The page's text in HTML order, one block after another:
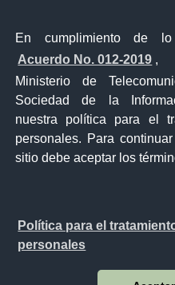
En cumplimiento de
Acuerdo No. 012-2019 ,
Ministerio de
Sociedad de la
nuestra política para el
personales. Para
sitio debe aceptar los
Política para el
personales
Contacto
Ventanilla Única
Sistema Nacional
Sánchez y Cifuentes
Ibarra